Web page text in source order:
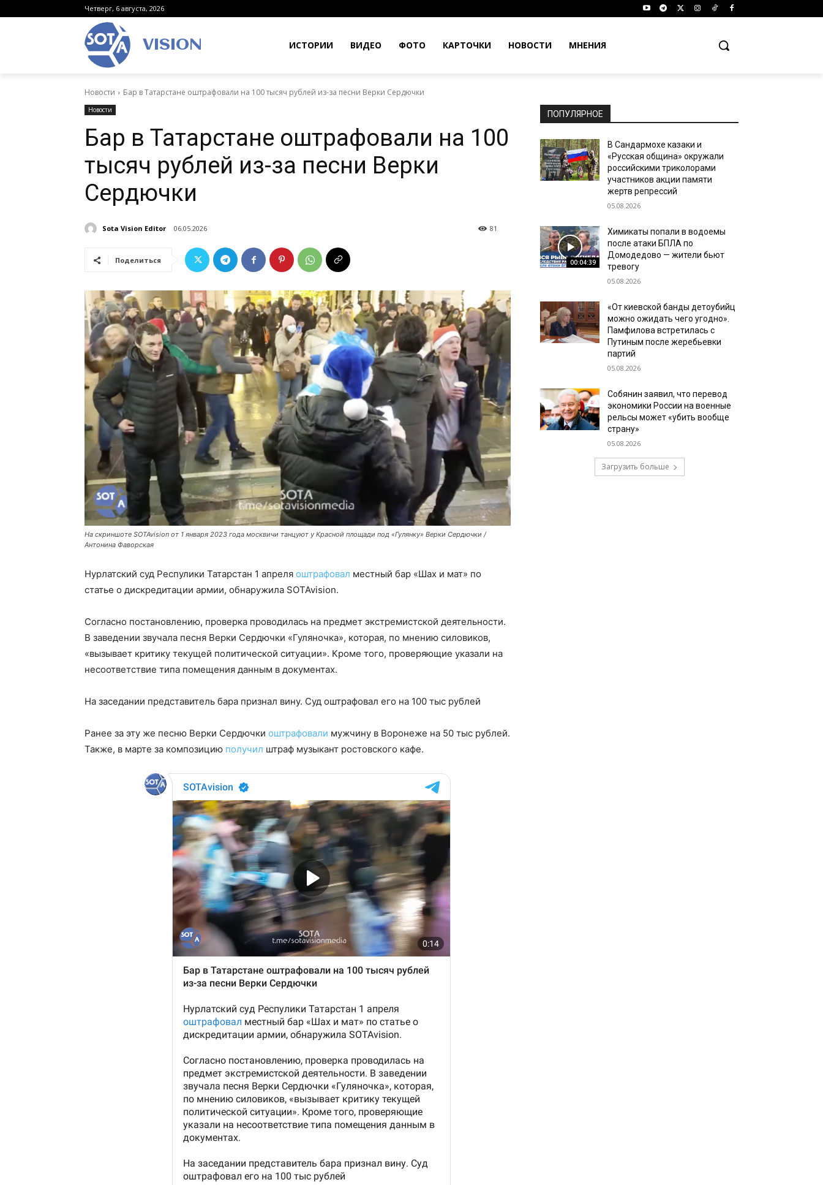
Четверг, 6 августа, 2026
VISION ИСТОРИИ ВИДЕО ФОТО КАРТОЧКИ НОВОСТИ МНЕНИЯ
Новости Бар в Татарстане оштрафовали на 100 тысяч рублей из-за песни Верки Сердючки
Новости
Бар в Татарстане оштрафовали на 100
тысяч рублей из-за песни Верки
Сердючки
Sota Vision Editor 06.05.2026 81
Поделиться
На скриншоте SOTAvision от 1 января 2023 года москвичи танцуют у Красной площади под «Гулянку» Верки Сердючки /
Антонина Фаворская
Нурлатский суд Респулики Татарстан 1 апреля оштрафовал местный бар «Шах и мат» по
статье о дискредитации армии, обнаружила SOTAvision.
Согласно постановлению, проверка проводилась на предмет экстремистской деятельности.
В заведении звучала песня Верки Сердючки «Гуляночка», которая, по мнению силовиков,
«вызывает критику текущей политической ситуации». Кроме того, проверяющие указали на
несоответствие типа помещения данным в документах.
На заседании представитель бара признал вину. Суд оштрафовал его на 100 тыс рублей
Ранее за эту же песню Верки Сердючки оштрафовали мужчину в Воронеже на 50 тыс рублей.
Также, в марте за композицию получил штраф музыкант ростовского кафе.
ПОПУЛЯРНОЕ
В Сандармохе казаки и
«Русская община» окружали
российскими триколорами
участников акции памяти
жертв репрессий
05.08.2026
00:04:39
Химикаты попали в водоемы
после атаки БПЛА по
Домодедово — жители бьют
тревогу
05.08.2026
«От киевской банды детоубийц
можно ожидать чего угодно».
Памфилова встретилась с
Путиным после жеребьевки
партий
05.08.2026
Собянин заявил, что перевод
экономики России на военные
рельсы может «убить вообще
страну»
05.08.2026
Загрузить больше